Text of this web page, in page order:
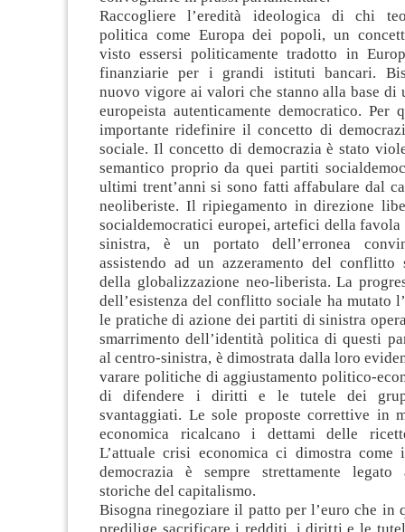
Raccogliere l’eredità ideologica di chi
politica come Europa dei popoli, un
visto essersi politicamente tradotto in
finanziarie per i grandi istituti bancari.
nuovo vigore ai valori che stanno alla base di
europeista autenticamente democratico. Per
importante ridefinire il concetto di
sociale. Il concetto di democrazia è stato
semantico proprio da quei partiti
ultimi trent’anni si sono fatti affabulare dal
neoliberiste. Il ripiegamento in direzione
socialdemocratici europei, artefici della
sinistra, è un portato dell’erronea
assistendo ad un azzeramento del conflitto
della globalizzazione neo-liberista. La
dell’esistenza del conflitto sociale ha mutato
le pratiche di azione dei partiti di sinistra
smarrimento dell’identità politica di questi
al centro-sinistra, è dimostrata dalla loro
varare politiche di aggiustamento politico-
di difendere i diritti e le tutele dei
svantaggiati. Le sole proposte correttive in
economica ricalcano i dettami delle
L’attuale crisi economica ci dimostra
democrazia è sempre strettamente legato
storiche del capitalismo.
Bisogna rinegoziare il patto per l’euro che in